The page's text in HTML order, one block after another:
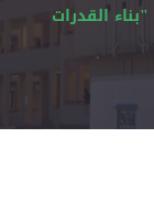
القدرات